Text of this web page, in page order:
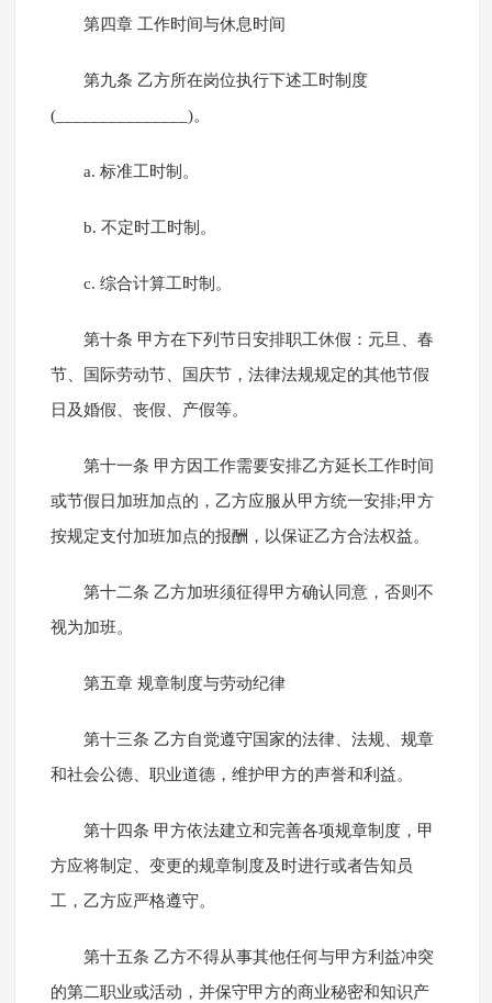
第四章 工作时间与休息时间
第九条 乙方所在岗位执行下述工时制度
(_______________)。
a. 标准工时制。
b. 不定时工时制。
c. 综合计算工时制。
第十条 甲方在下列节日安排职工休假：元旦、春
节、国际劳动节、国庆节，法律法规规定的其他节假
日及婚假、丧假、产假等。
第十一条 甲方因工作需要安排乙方延长工作时间
或节假日加班加点的，乙方应服从甲方统一安排;甲方
按规定支付加班加点的报酬，以保证乙方合法权益。
第十二条 乙方加班须征得甲方确认同意，否则不
视为加班。
第五章 规章制度与劳动纪律
第十三条 乙方自觉遵守国家的法律、法规、规章
和社会公德、职业道德，维护甲方的声誉和利益。
第十四条 甲方依法建立和完善各项规章制度，甲
方应将制定、变更的规章制度及时进行或者告知员
工，乙方应严格遵守。
第十五条 乙方不得从事其他任何与甲方利益冲突
的第二职业或活动，并保守甲方的商业秘密和知识产